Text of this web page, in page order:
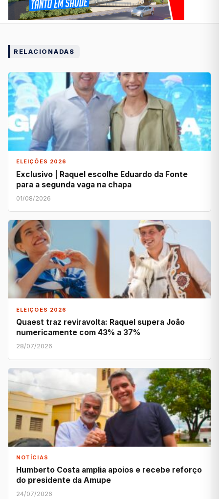
RELACIONADAS
ELEIÇÕES 2026
Exclusivo | Raquel escolhe Eduardo da Fonte
para a segunda vaga na chapa
01/08/2026
ELEIÇÕES 2026
Quaest traz reviravolta: Raquel supera João
numericamente com 43% a 37%
28/07/2026
NOTÍCIAS
Humberto Costa amplia apoios e recebe reforço
do presidente da Amupe
24/07/2026